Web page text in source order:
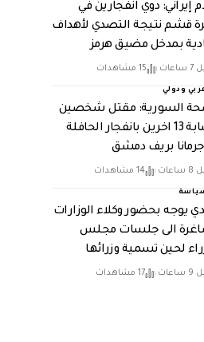
إيراني: دوي انفجارين في
قشم نتيجة التصدي لأهداف
بمدخل مضيق هرمز
15 مشاهدات
ودولي
السورية: مقتل شخصين
وإصابة 13 اخرين بانفجار الحافلة
بريف دمشق
14 مشاهدات
يوجه بحضور وكلاء الوزارات
الى جلسات مجلس
لحين تسمية وزرائها
17 مشاهدات